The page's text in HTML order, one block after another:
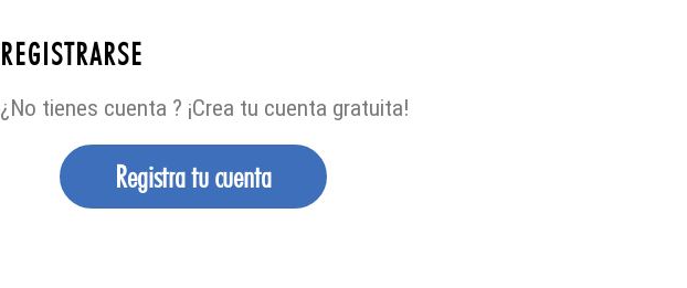
REGISTRARSE
¿No tienes cuenta ? ¡Crea tu cuenta gratuita!
Registra tu cuenta